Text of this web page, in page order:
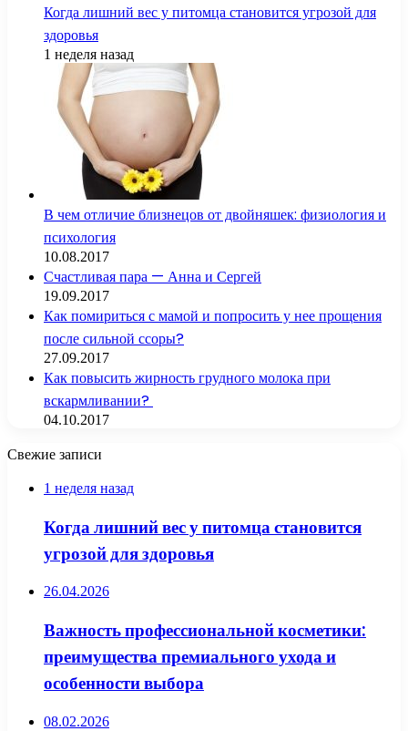
Когда лишний вес у питомца становится угрозой для
здоровья
1 неделя назад
В чем отличие близнецов от двойняшек: физиология и
психология
10.08.2017
Счастливая пара — Анна и Сергей
19.09.2017
Как помириться с мамой и попросить у нее прощения
после сильной ссоры?
27.09.2017
Как повысить жирность грудного молока при
вскармливании?
04.10.2017
Свежие записи
1 неделя назад
Когда лишний вес у питомца становится
угрозой для здоровья
26.04.2026
Важность профессиональной косметики:
преимущества премиального ухода и
особенности выбора
08.02.2026